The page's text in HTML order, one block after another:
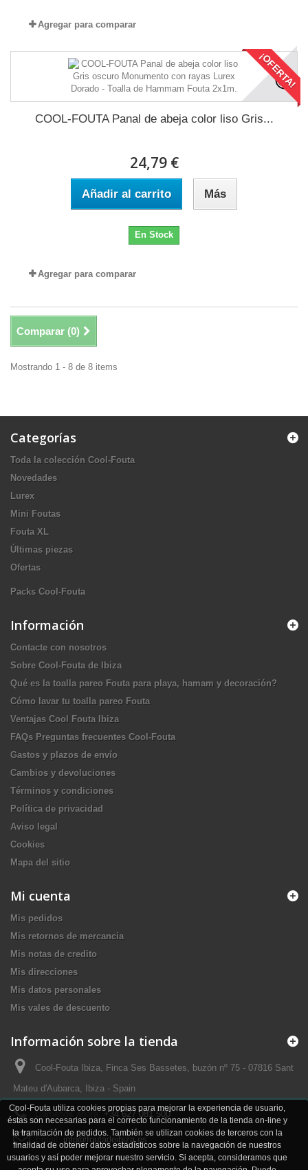
Cool-Fouta utiliza cookies propias para mejorar la experiencia de usuario,
éstas son necesarias para el correcto funcionamiento de la tienda on-line y
la tramitación de pedidos. También se utilizan cookies de terceros con la
finalidad de obtener datos estadísticos sobre la navegación de nuestros
usuarios y así poder mejorar nuestro servicio. Si acepta, consideramos que
Agregar para comparar
¡OFERTA!
COOL-FOUTA Panal de abeja color liso Gris...
24,79 €
Añadir al carrito Más
En Stock
Agregar para comparar
Comparar (0)
Mostrando 1 - 8 de 8 items
Categorías
Toda la colección Cool-Fouta
Novedades
Lurex
Mini Foutas
Fouta XL
Últimas piezas
Ofertas
Packs Cool-Fouta
Información
Contacte con nosotros
Sobre Cool-Fouta de Ibiza
Qué es la toalla pareo Fouta para playa, hamam y decoración?
Cómo lavar tu toalla pareo Fouta
Ventajas Cool Fouta Ibiza
FAQs Preguntas frecuentes Cool-Fouta
Gastos y plazos de envío
Cambios y devoluciones
Términos y condiciones
Política de privacidad
Aviso legal
Cookies
Mapa del sitio
Mi cuenta
Mis pedidos
Mis retornos de mercancia
Mis notas de credito
Mis direcciones
Mis datos personales
Mis vales de descuento
Información sobre la tienda
Cool-Fouta Ibiza, Finca Ses Bassetes, buzón nº 75 - 07816 Sant
Mateu d'Aubarca, Ibiza - Spain
Llámenos ahora:+34 627 081 500
info@foutadeibiza.es